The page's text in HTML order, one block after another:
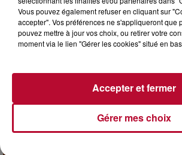
HÉRAULT, PYRÉNÉES-
SPOTS DE SNORKELING À
Pas besoin de bouteilles de plongée
complexes pour observer la vie sous-
Vous pouvez également refuser en cliquant sur
accepter". Vos préférences ne s'appliqueront que
pouvez mettre à jour vos choix, ou retirer votre
moment via le lien "Gérer les cookies" situé en
Gérer mes choix
Accepter et fermer